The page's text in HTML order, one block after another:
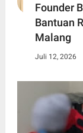
Founder
Bantuan
Malang
Juli 12, 2026